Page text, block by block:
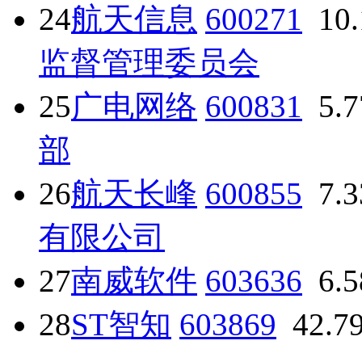
24航天信息 600271
监督管理委员会
25广电网络 600831
部
26航天长峰 600855
有限公司
27南威软件 603636
28ST智知 603869